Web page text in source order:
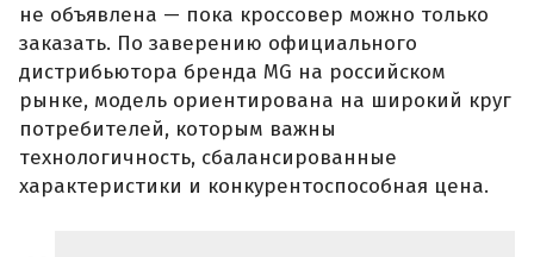
не объявлена — пока кроссовер можно только
заказать. По заверению официального
дистрибьютора бренда MG на российском
рынке, модель ориентирована на широкий круг
потребителей, которым важны
технологичность, сбалансированные
характеристики и конкурентоспособная цена.